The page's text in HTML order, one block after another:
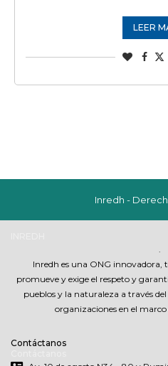
LEER
Inredh -
Inredh es una ONG innovadora,
promueve y exige el respeto y
pueblos y la naturaleza a través
organizaciones en el
Contáctanos